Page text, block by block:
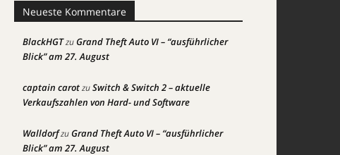
Neueste Kommentare
BlackHGTzuGrand Theft Auto VI – “ausführlicher
Blick” am 27. August
captain carotzuSwitch & Switch 2 – aktuelle
Verkaufszahlen von Hard- und Software
WalldorfzuGrand Theft Auto VI – “ausführlicher
Blick” am 27. August